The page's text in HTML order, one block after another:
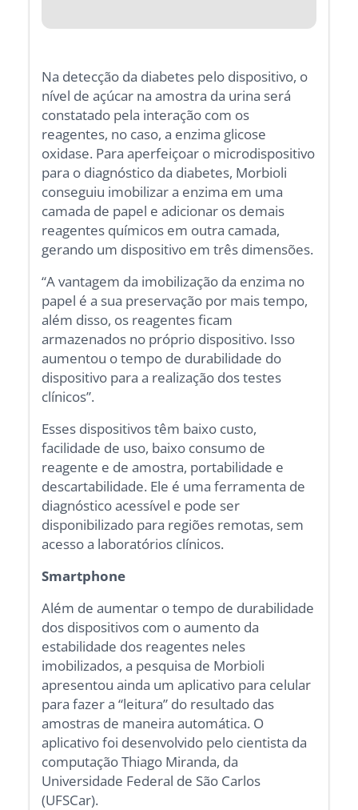
Na detecção da diabetes pelo dispositivo, o
nível de açúcar na amostra da urina será
constatado pela interação com os
reagentes, no caso, a enzima glicose
oxidase. Para aperfeiçoar o microdispositivo
para o diagnóstico da diabetes, Morbioli
conseguiu imobilizar a enzima em uma
camada de papel e adicionar os demais
reagentes químicos em outra camada,
gerando um dispositivo em três dimensões.
“A vantagem da imobilização da enzima no
papel é a sua preservação por mais tempo,
além disso, os reagentes ficam
armazenados no próprio dispositivo. Isso
aumentou o tempo de durabilidade do
dispositivo para a realização dos testes
clínicos”.
Esses dispositivos têm baixo custo,
facilidade de uso, baixo consumo de
reagente e de amostra, portabilidade e
descartabilidade. Ele é uma ferramenta de
diagnóstico acessível e pode ser
disponibilizado para regiões remotas, sem
acesso a laboratórios clínicos.
Smartphone
Além de aumentar o tempo de durabilidade
dos dispositivos com o aumento da
estabilidade dos reagentes neles
imobilizados, a pesquisa de Morbioli
apresentou ainda um aplicativo para celular
para fazer a “leitura” do resultado das
amostras de maneira automática. O
aplicativo foi desenvolvido pelo cientista da
computação Thiago Miranda, da
Universidade Federal de São Carlos
(UFSCar).